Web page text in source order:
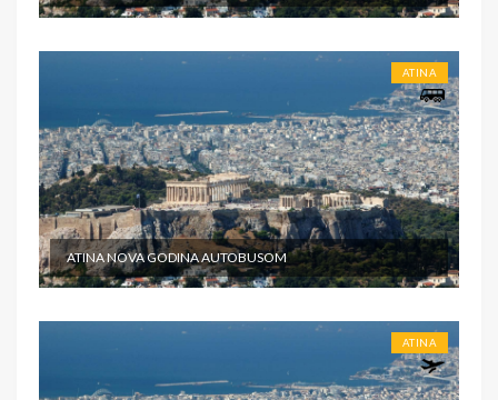
ATINA
ATINA NOVA GODINA AUTOBUSOM
ATINA